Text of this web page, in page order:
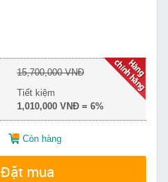
15,700,000 VNĐ
Tiết kiệm
1,010,000 VNĐ = 6%
Còn hàng
Đặt mua